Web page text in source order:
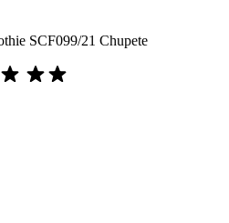
SCF099/21 Chupete